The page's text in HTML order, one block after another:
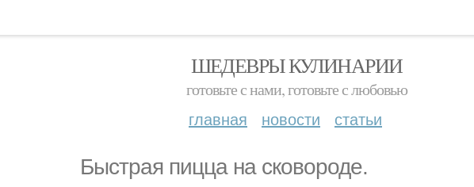
ШЕДЕВРЫ КУЛИНАРИИ
готовьте с нами, готовьте с любовью
главная новости статьи
Быстрая пицца на сковороде.